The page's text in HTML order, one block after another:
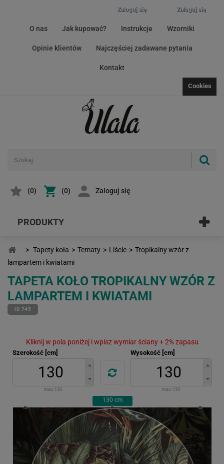
Zaloguj się
Zaloguj się
O nas Jak kupować? Instrukcje Wzorniki
Opinie klientów Najczęściej zadawane pytania
Kontakt
Cookies
(0) (0) Zaloguj się
PRODUKTY
> Tapety koła > Tematy > Liście > Tropikalny wzór z
lampartem i kwiatami
TAPETA KOŁO TROPIKALNY WZÓR Z
LAMPARTEM I KWIATAMI
ID 745
Kliknij w pola poniżej i wpisz wymiar ściany + 2% zapasu
Szerokość [cm]
max: 130
Wysokość [cm]
max: 130
130 cm